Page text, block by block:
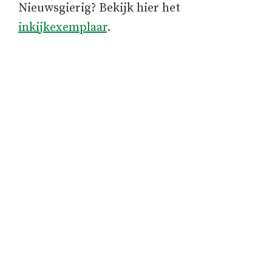
Nieuwsgierig? Bekijk hier het
inkijkexemplaar.